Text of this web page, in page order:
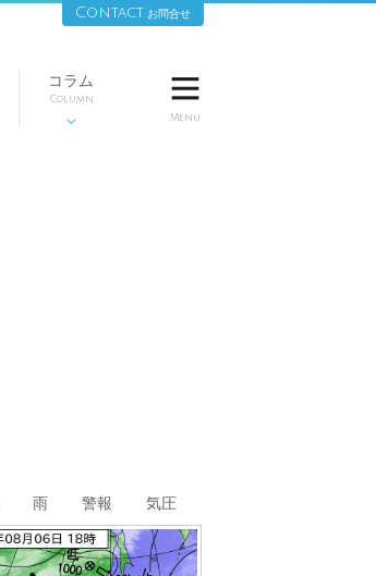
コラム
Column


Menu
雨 警報 気圧
Contact お問合せ